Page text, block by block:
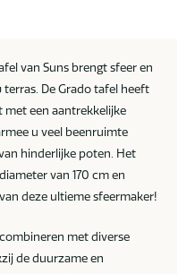
van Suns brengt sfeer en
De Grado tafel heeft
een aantrekkelijke
u veel beenruimte
hinderlijke poten. Het
van 170 cm en
deze ultieme sfeermaker!
met diverse
de duurzame en